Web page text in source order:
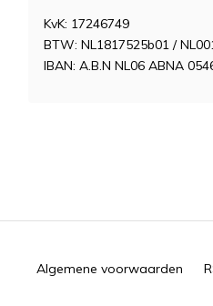
KvK: 17246749
BTW: NL1817525b01 /
IBAN: A.B.N NL06 ABNA
Algemene voorwaarden